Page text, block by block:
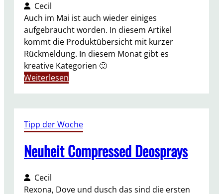
Cecil
Auch im Mai ist auch wieder einiges
aufgebraucht worden. In diesem Artikel
kommt die Produktübersicht mit kurzer
Rückmeldung. In diesem Monat gibt es
kreative Kategorien 🙂
Weiterlesen
g
b
r
Tipp der Woche
Neuheit Compressed Deosprays
Cecil
Rexona, Dove und dusch das sind die ersten